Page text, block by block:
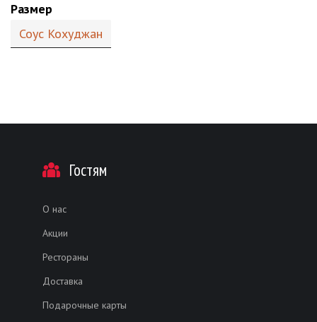
Размер
Соус Кохуджан
Гостям
О нас
Акции
Рестораны
Доставка
Подарочные карты